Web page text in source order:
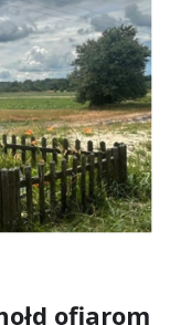
ofiarom